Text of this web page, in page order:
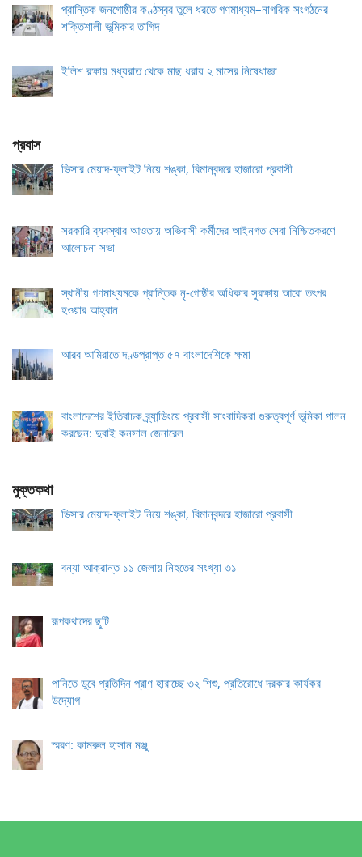
প্রান্তিক জনগোষ্ঠীর কণ্ঠস্বর তুলে ধরতে গণমাধ্যম–নাগরিক সংগঠনের
শক্তিশালী ভূমিকার তাগিদ
ইলিশ রক্ষায় মধ্যরাত থেকে মাছ ধরায় ২ মাসের নিষেধাজ্ঞা
প্রবাস
ভিসার মেয়াদ-ফ্লাইট নিয়ে শঙ্কা, বিমানবন্দরে হাজারো প্রবাসী
সরকারি ব্যবস্থার আওতায় অভিবাসী কর্মীদের আইনগত সেবা নিশ্চিতকরণে
আলোচনা সভা
স্থানীয় গণমাধ্যমকে প্রান্তিক নৃ-গোষ্ঠীর অধিকার সুরক্ষায় আরো তৎপর
হওয়ার আহ্বান
আরব আমিরাতে দণ্ডপ্রাপ্ত ৫৭ বাংলাদেশিকে ক্ষমা
বাংলাদেশের ইতিবাচক ব্র্যান্ডিংয়ে প্রবাসী সাংবাদিকরা গুরুত্বপূর্ণ ভূমিকা পালন
করছেন: দুবাই কনসাল জেনারেল
মুক্তকথা
ভিসার মেয়াদ-ফ্লাইট নিয়ে শঙ্কা, বিমানবন্দরে হাজারো প্রবাসী
বন্যা আক্রান্ত ১১ জেলায় নিহতের সংখ্যা ৩১
রূপকথাদের ছুটি
পানিতে ডুবে প্রতিদিন প্রাণ হারাচ্ছে ৩২ শিশু, প্রতিরোধে দরকার কার্যকর
উদ্যোগ
স্মরণ: কামরুল হাসান মঞ্জু